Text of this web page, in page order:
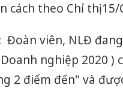
theo Chỉ thị 15/
viên, NLĐ
nghiệp 2020
2 điểm đến" và